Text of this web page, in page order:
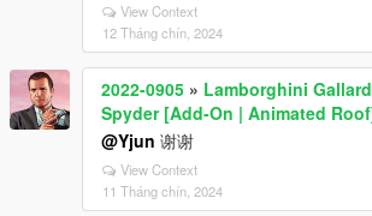
View Context
12 Tháng chín, 2024
2022-0905 » Lamborghini
Spyder [Add-On | Animated
@Yjun 谢谢
View Context
11 Tháng chín, 2024